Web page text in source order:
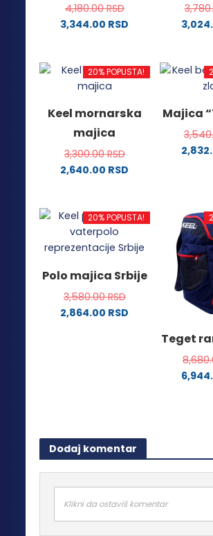
na
stranici
4,180.00RSD
3,344.00 RSD
ima
više
Opcije
mogu
biti
izabrane
proizvoda.
20% POPUSTA!
Keel mornarska
majica
3,300.00RSD
2,640.00 RSD
ima
više
varijanti.
mogu
biti
izabrane
Majica
20% POPUSTA!
Polo majica Srbije
3,580.00RSD
2,864.00 RSD
biti
izabrane
na
stranici
proizvoda.
Teget
Dodaj komentar
Klikni da ostaviš komentar